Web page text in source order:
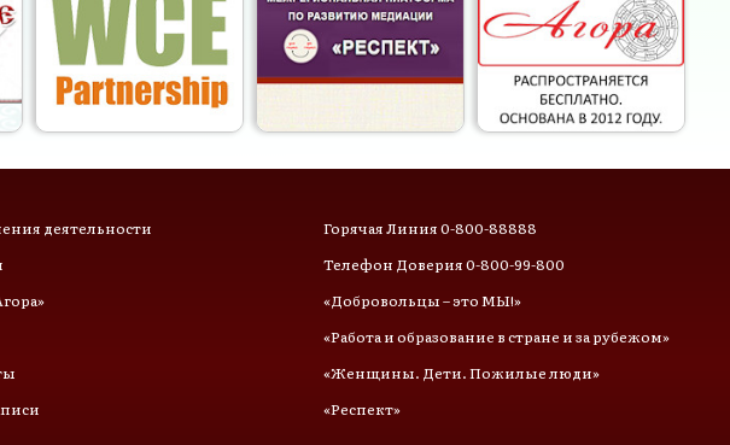
деятельности
Горячая Линия 0-800-88888
Телефон Доверия 0-800-99-800
«Добровольцы – это МЫ!»
«Работа и образование в стране и за рубежом»
«Женщины. Дети. Пожилые люди»
«Респект»